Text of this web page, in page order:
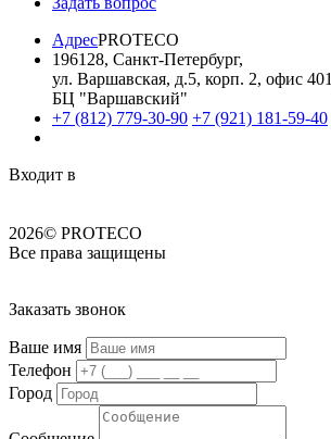
АдресPROTECO
196128, Санкт-Петербург,
ул. Варшавская, д.5, корп. 2, офис 401
БЦ "Варшавский"
+7 (812) 779-30-90 +7 (921) 181-59-40
Входит в
2026© PROTECO
Все права защищены
Заказать звонок
Ваше имя
Телефон
Город